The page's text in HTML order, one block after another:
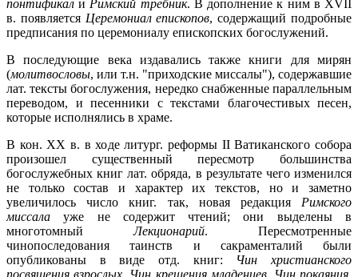
понтификали Римский требник. В дополнение к ним в XVII
в. появляется Церемониал епископов, содержащий подробные
предписания по церемониалу епископских богослужений.
В последующие века издавались также книги для мирян
(молитвословы, или т.н. "приходские миссалы"), содержавшие
лат. тексты богослужения, нередко снабженные параллельным
переводом, и песенники с текстами благочестивых песен,
которые исполнялись в храме.
В кон. XX в. в ходе литург. реформы II Ватиканского собора
произошел существенный пересмотр большинства
богослужебных книг лат. обряда, в результате чего изменился
не только состав и характер их текстов, но и заметно
увеличилось число книг. так, новая редакция Римского
миссала уже не содержит чтений; они выделены в
многотомныйЛекционарий. Пересмотренные
чинопоследования таинств и сакраменталий были
опубликованы в виде отд. книг: Чин христианского